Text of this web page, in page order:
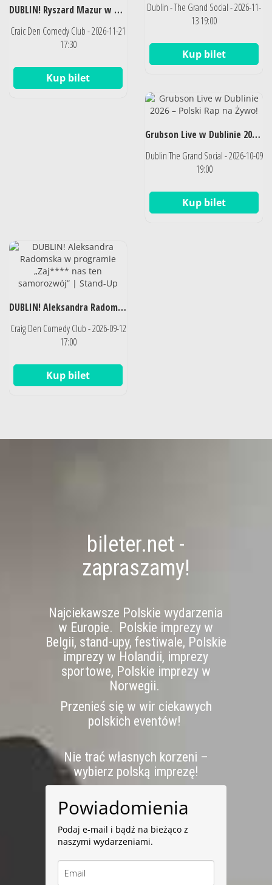
DUBLIN! Ryszard Mazur w programie „Immortale” | Stand-Up
Craic Den Comedy Club - 2026-11-21
17:30
Kup bilet
Dublin - The Grand Social - 2026-11-
13 19:00
Kup bilet
Grubson Live w Dublinie 2026 – Polski Rap na Żywo!
Dublin The Grand Social - 2026-10-09
19:00
Kup bilet
DUBLIN! Aleksandra Radomska w programie „Zaj**** nas ten samorozwój” | Stand-Up
Craig Den Comedy Club - 2026-09-12
17:00
Kup bilet
bileter.net -
zapraszamy!
Najciekawsze Polskie wydarzenia
w Europie. Polskie imprezy w
Belgii, stand-upy, festiwale, Polskie
imprezy w Holandii, imprezy
sportowe, Polskie imprezy w
Norwegii.
Przenieś się w wir ciekawych
polskich eventów!
Nie trać własnych korzeni –
wybierz polską imprezę!
Powiadomienia
Podaj e-mail i bądź na bieżąco z
naszymi wydarzeniami.